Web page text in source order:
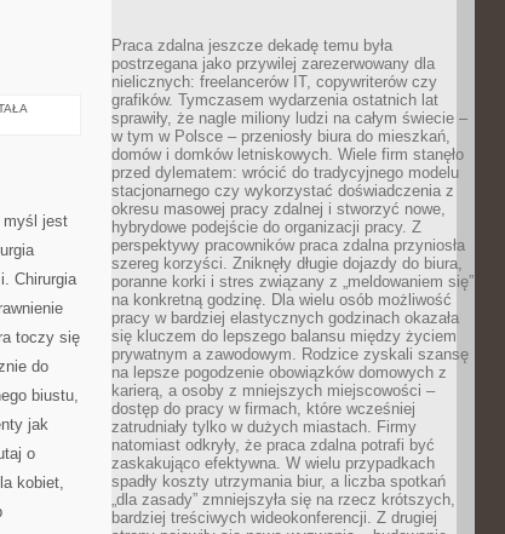
myśl jest
Chirurgia
toczy się
do
biustu,
jak
o
kobiet,
Praca zdalna jeszcze dekadę temu była
postrzegana jako przywilej zarezerwowany dla
nielicznych: freelancerów IT, copywriterów czy
grafików. Tymczasem wydarzenia ostatnich lat
sprawiły, że nagle miliony ludzi na całym świecie –
w tym w Polsce – przeniosły biura do mieszkań,
domów i domków letniskowych. Wiele firm stanęło
przed dylematem: wrócić do tradycyjnego modelu
stacjonarnego czy wykorzystać doświadczenia z
okresu masowej pracy zdalnej i stworzyć nowe,
hybrydowe podejście do organizacji pracy. Z
perspektywy pracowników praca zdalna przyniosła
szereg korzyści. Zniknęły długie dojazdy do biura,
poranne korki i stres związany z „meldowaniem się”
na konkretną godzinę. Dla wielu osób możliwość
pracy w bardziej elastycznych godzinach okazała
się kluczem do lepszego balansu między życiem
prywatnym a zawodowym. Rodzice zyskali szansę
na lepsze pogodzenie obowiązków domowych z
karierą, a osoby z mniejszych miejscowości –
dostęp do pracy w firmach, które wcześniej
zatrudniały tylko w dużych miastach. Firmy
natomiast odkryły, że praca zdalna potrafi być
zaskakująco efektywna. W wielu przypadkach
spadły koszty utrzymania biur, a liczba spotkań
„dla zasady” zmniejszyła się na rzecz krótszych,
bardziej treściwych wideokonferencji. Z drugiej